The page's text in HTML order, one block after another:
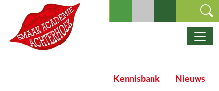
Ga naar de inhoud
Hoofdnavigatie
Kennisbank Nieuws